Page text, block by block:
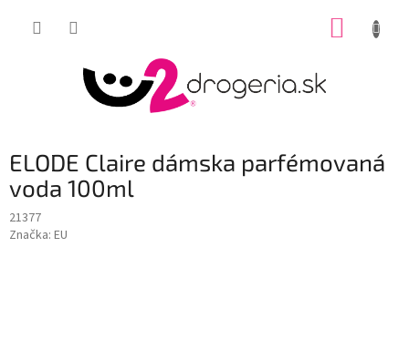
ELODE Claire dámska parfémovaná
voda 100ml
21377
Značka: EU